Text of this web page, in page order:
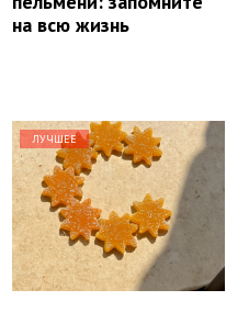
на всю жизнь
ЛУЧШЕЕ